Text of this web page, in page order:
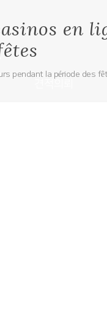
en
pendant la période des